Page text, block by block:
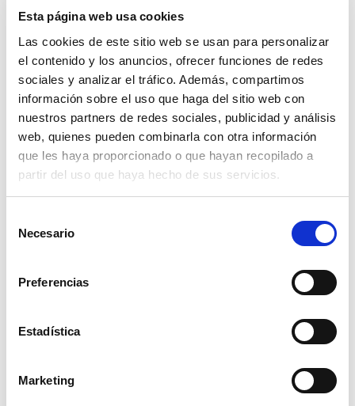
Esta página web usa cookies
Las cookies de este sitio web se usan para personalizar
el contenido y los anuncios, ofrecer funciones de redes
sociales y analizar el tráfico. Además, compartimos
información sobre el uso que haga del sitio web con
nuestros partners de redes sociales, publicidad y análisis
web, quienes pueden combinarla con otra información
que les haya proporcionado o que hayan recopilado a
partir del uso que haya hecho de sus servicios.
Necesario
Preferencias
Estadística
Marketing
manguera gasoleo long-multi 8mm
5,53€ comprar